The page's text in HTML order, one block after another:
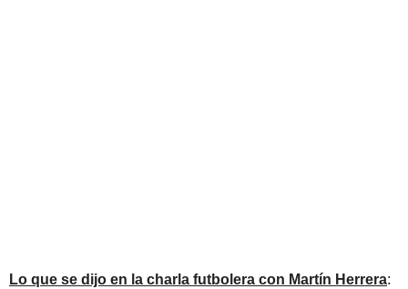
Lo que se dijo en la charla futbolera con Martín Herrera: